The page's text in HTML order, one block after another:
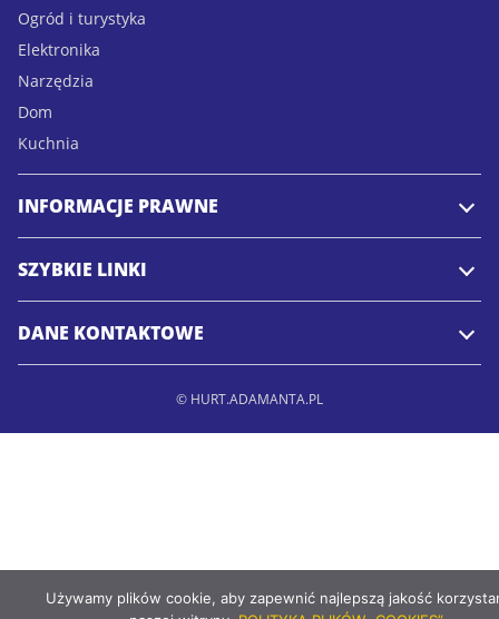
Ogród i turystyka
Elektronika
Narzędzia
Dom
Kuchnia
INFORMACJE PRAWNE
SZYBKIE LINKI
DANE KONTAKTOWE
© HURT.ADAMANTA.PL
Używamy plików cookie, aby zapewnić najlepszą jakość